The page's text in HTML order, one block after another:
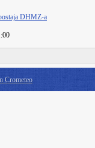
DHMZ-a
Crometeo